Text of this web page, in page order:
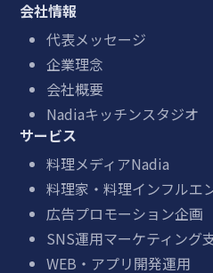
会社情報
代表メッセージ
企業理念
会社概要
Nadiaキッチンスタジオ
サービス
料理メディアNadia
料理家・料理インフルエ
広告プロモーション企画
SNS運用マーケティング
WEB・アプリ開発運用